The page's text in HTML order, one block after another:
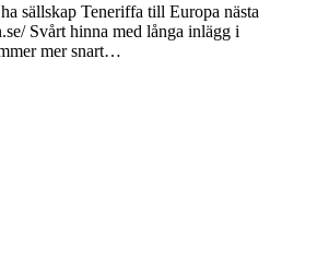
sällskap Teneriffa till Europa nästa
Svårt hinna med långa inlägg i
mer snart…